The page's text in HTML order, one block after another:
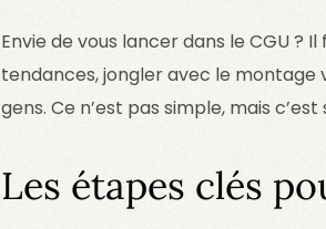
Envie de vous lancer dans le CGU ?
tendances, jongler avec le montage
gens. Ce n’est pas simple, mais
Les étapes clés